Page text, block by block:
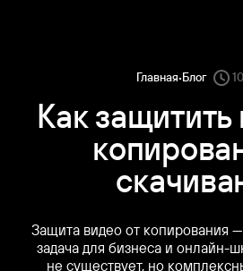
Тарифы
Войти Начать
Назад
Назад
Назад
Назад
Главная·Блог 10
Как защитить
Защита видео от копирования
задача для бизнеса и онлайн-
не существует, но